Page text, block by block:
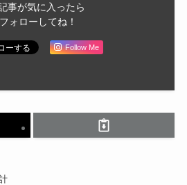
事が気に入ったら
フォローしてね！
Follow Me